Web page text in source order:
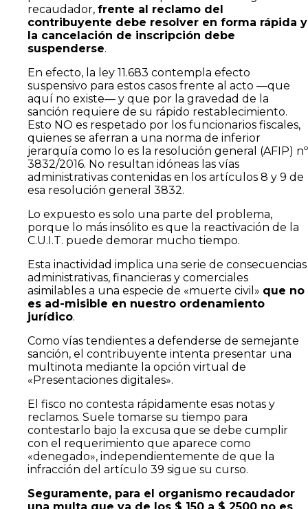
recaudador, frente al reclamo del
contribuyente debe resolver en forma rápida y
la cancelación de inscripción debe
suspenderse.
En efecto, la ley 11.683 contempla efecto
suspensivo para estos casos frente al acto —que
aquí no existe— y que por la gravedad de la
sanción requiere de su rápido restablecimiento.
Esto NO es respetado por los funcionarios fiscales,
quienes se aferran a una norma de inferior
jerarquía como lo es la resolución general (AFIP) nº
3832/2016. No resultan idóneas las vías
administrativas contenidas en los artículos 8 y 9 de
esa resolución general 3832.
Lo expuesto es solo una parte del problema,
porque lo más insólito es que la reactivación de la
C.U.I.T. puede demorar mucho tiempo.
Esta inactividad implica una serie de consecuencias
administrativas, financieras y comerciales
asimilables a una especie de «muerte civil» que no
es ad-misible en nuestro ordenamiento
jurídico.
Como vías tendientes a defenderse de semejante
sanción, el contribuyente intenta presentar una
multinota mediante la opción virtual de
«Presentaciones digitales».
El fisco no contesta rápidamente esas notas y
reclamos. Suele tomarse su tiempo para
contestarlo bajo la excusa que se debe cumplir
con el requerimiento que aparece como
«denegado», independientemente de que la
infracción del artículo 39 sigue su curso.
Seguramente, para el organismo recaudador